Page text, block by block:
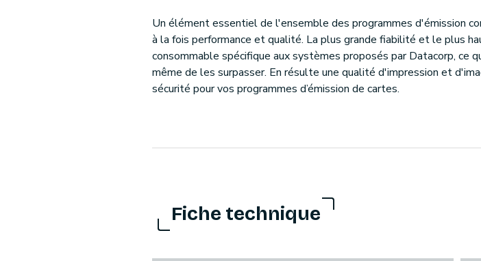
Un élément essentiel de l'ensemble des programmes d'émission
à la fois performance et qualité. La plus grande fiabilité et le plus
consommable spécifique aux systèmes proposés par Datacorp,
même de les surpasser. En résulte une qualité d'impression et
sécurité pour vos programmes d’émission de cartes.
Fiche technique